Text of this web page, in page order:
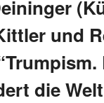
und
die